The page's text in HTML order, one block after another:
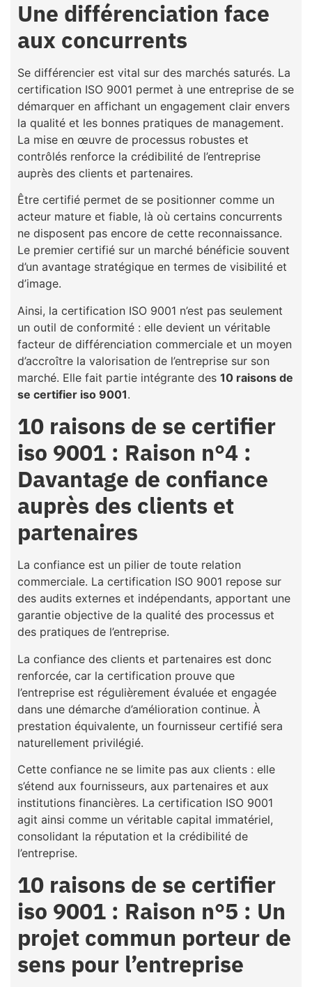
Une différenciation face
aux concurrents
Se différencier est vital sur des marchés saturés. La
certification ISO 9001 permet à une entreprise de se
démarquer en affichant un engagement clair envers
la qualité et les bonnes pratiques de management.
La mise en œuvre de processus robustes et
contrôlés renforce la crédibilité de l’entreprise
auprès des clients et partenaires.
Être certifié permet de se positionner comme un
acteur mature et fiable, là où certains concurrents
ne disposent pas encore de cette reconnaissance.
Le premier certifié sur un marché bénéficie souvent
d’un avantage stratégique en termes de visibilité et
d’image.
Ainsi, la certification ISO 9001 n’est pas seulement
un outil de conformité : elle devient un véritable
facteur de différenciation commerciale et un moyen
d’accroître la valorisation de l’entreprise sur son
marché. Elle fait partie intégrante des 10 raisons de
se certifier iso 9001.
10 raisons de se certifier
iso 9001 : Raison n°4 :
Davantage de confiance
auprès des clients et
partenaires
La confiance est un pilier de toute relation
commerciale. La certification ISO 9001 repose sur
des audits externes et indépendants, apportant une
garantie objective de la qualité des processus et
des pratiques de l’entreprise.
La confiance des clients et partenaires est donc
renforcée, car la certification prouve que
l’entreprise est régulièrement évaluée et engagée
dans une démarche d’amélioration continue. À
prestation équivalente, un fournisseur certifié sera
naturellement privilégié.
Cette confiance ne se limite pas aux clients : elle
s’étend aux fournisseurs, aux partenaires et aux
institutions financières. La certification ISO 9001
agit ainsi comme un véritable capital immatériel,
consolidant la réputation et la crédibilité de
l’entreprise.
10 raisons de se certifier
iso 9001 : Raison n°5 : Un
projet commun porteur de
sens pour l’entreprise